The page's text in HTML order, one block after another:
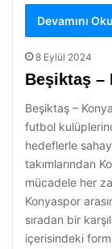
Devamını Oku
8 Eylül 2024
Beşiktaş –
Beşiktaş –
futbol
hedeflerle
takımlarından
mücadele her
Konyaspor
sıradan bir
içerisindeki